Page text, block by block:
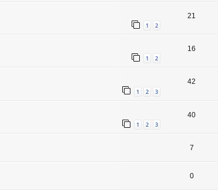
1 2
21
1 2
16
1 2 3
42
1 2 3
40
7
0